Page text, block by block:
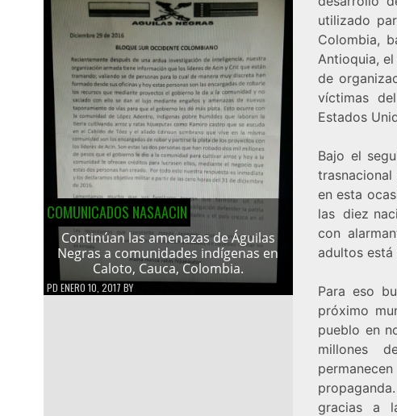
COMUNICADOS NASAACIN
Continúan las amenazas de Águilas
Negras a comunidades indígenas en
Caloto, Cauca, Colombia.
PD ENERO 10, 2017 BY
utilizado
Colombia,
Antioquia,
de
víctimas
Estados
Bajo el
en esta
las diez
con
adultos
Para eso
próximo
pueblo en
millones
gracias a